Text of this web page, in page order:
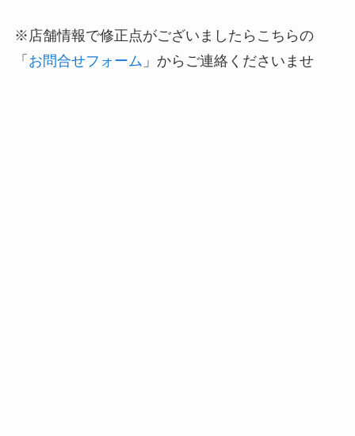
※店舗情報で修正点がございましたらこちらの
「 お問合せフォーム 」からご連絡くださいませ